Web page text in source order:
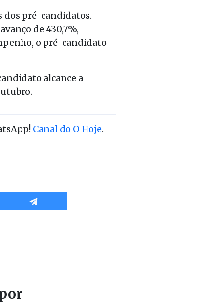
dos pré-candidatos.
de 430,7%,
o pré-candidato
alcance a
Canal do O Hoje.